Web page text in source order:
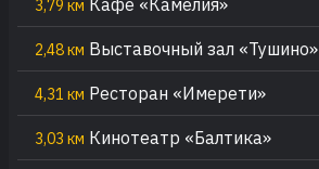
3,79 км
2,48 км Выставочный зал «Тушино»
4,31 км Ресторан «Имерети»
3,03 км Кинотеатр «Балтика»